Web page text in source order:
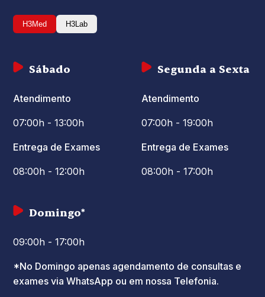
H3Med H3Lab
Segunda a Sexta
Atendimento
07:00h - 19:00h
Entrega de Exames
08:00h - 17:00h
Sábado
Atendimento
07:00h - 13:00h
Entrega de Exames
08:00h - 12:00h
Domingo*
09:00h - 17:00h
*No Domingo apenas agendamento de consultas e
exames via WhatsApp ou em nossa Telefonia.